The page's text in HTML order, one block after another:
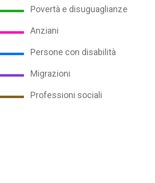
Povertà e disuguaglianze
Anziani
Persone con disabilità
Migrazioni
Professioni sociali